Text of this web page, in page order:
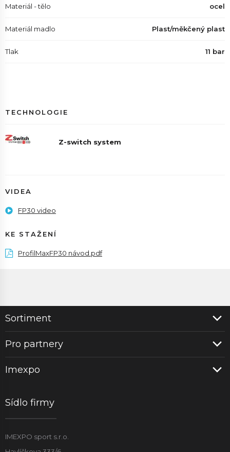
Materiál - tělo ocel
Materiál madlo Plast/měkčený plast
Tlak 11 bar
TECHNOLOGIE
Z-switch system
VIDEA
FP30 video
KE STAŽENÍ
ProfilMaxFP30 návod.pdf
Sortiment
Pro partnery
Imexpo
Sídlo firmy
IMEXPO sport s.r.o.